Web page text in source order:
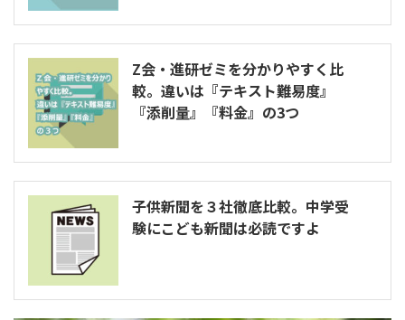
Z会・進研ゼミを分かりやすく比
較。違いは『テキスト難易度』
『添削量』『料金』の3つ
子供新聞を３社徹底比較。中学受
験にこども新聞は必読ですよ